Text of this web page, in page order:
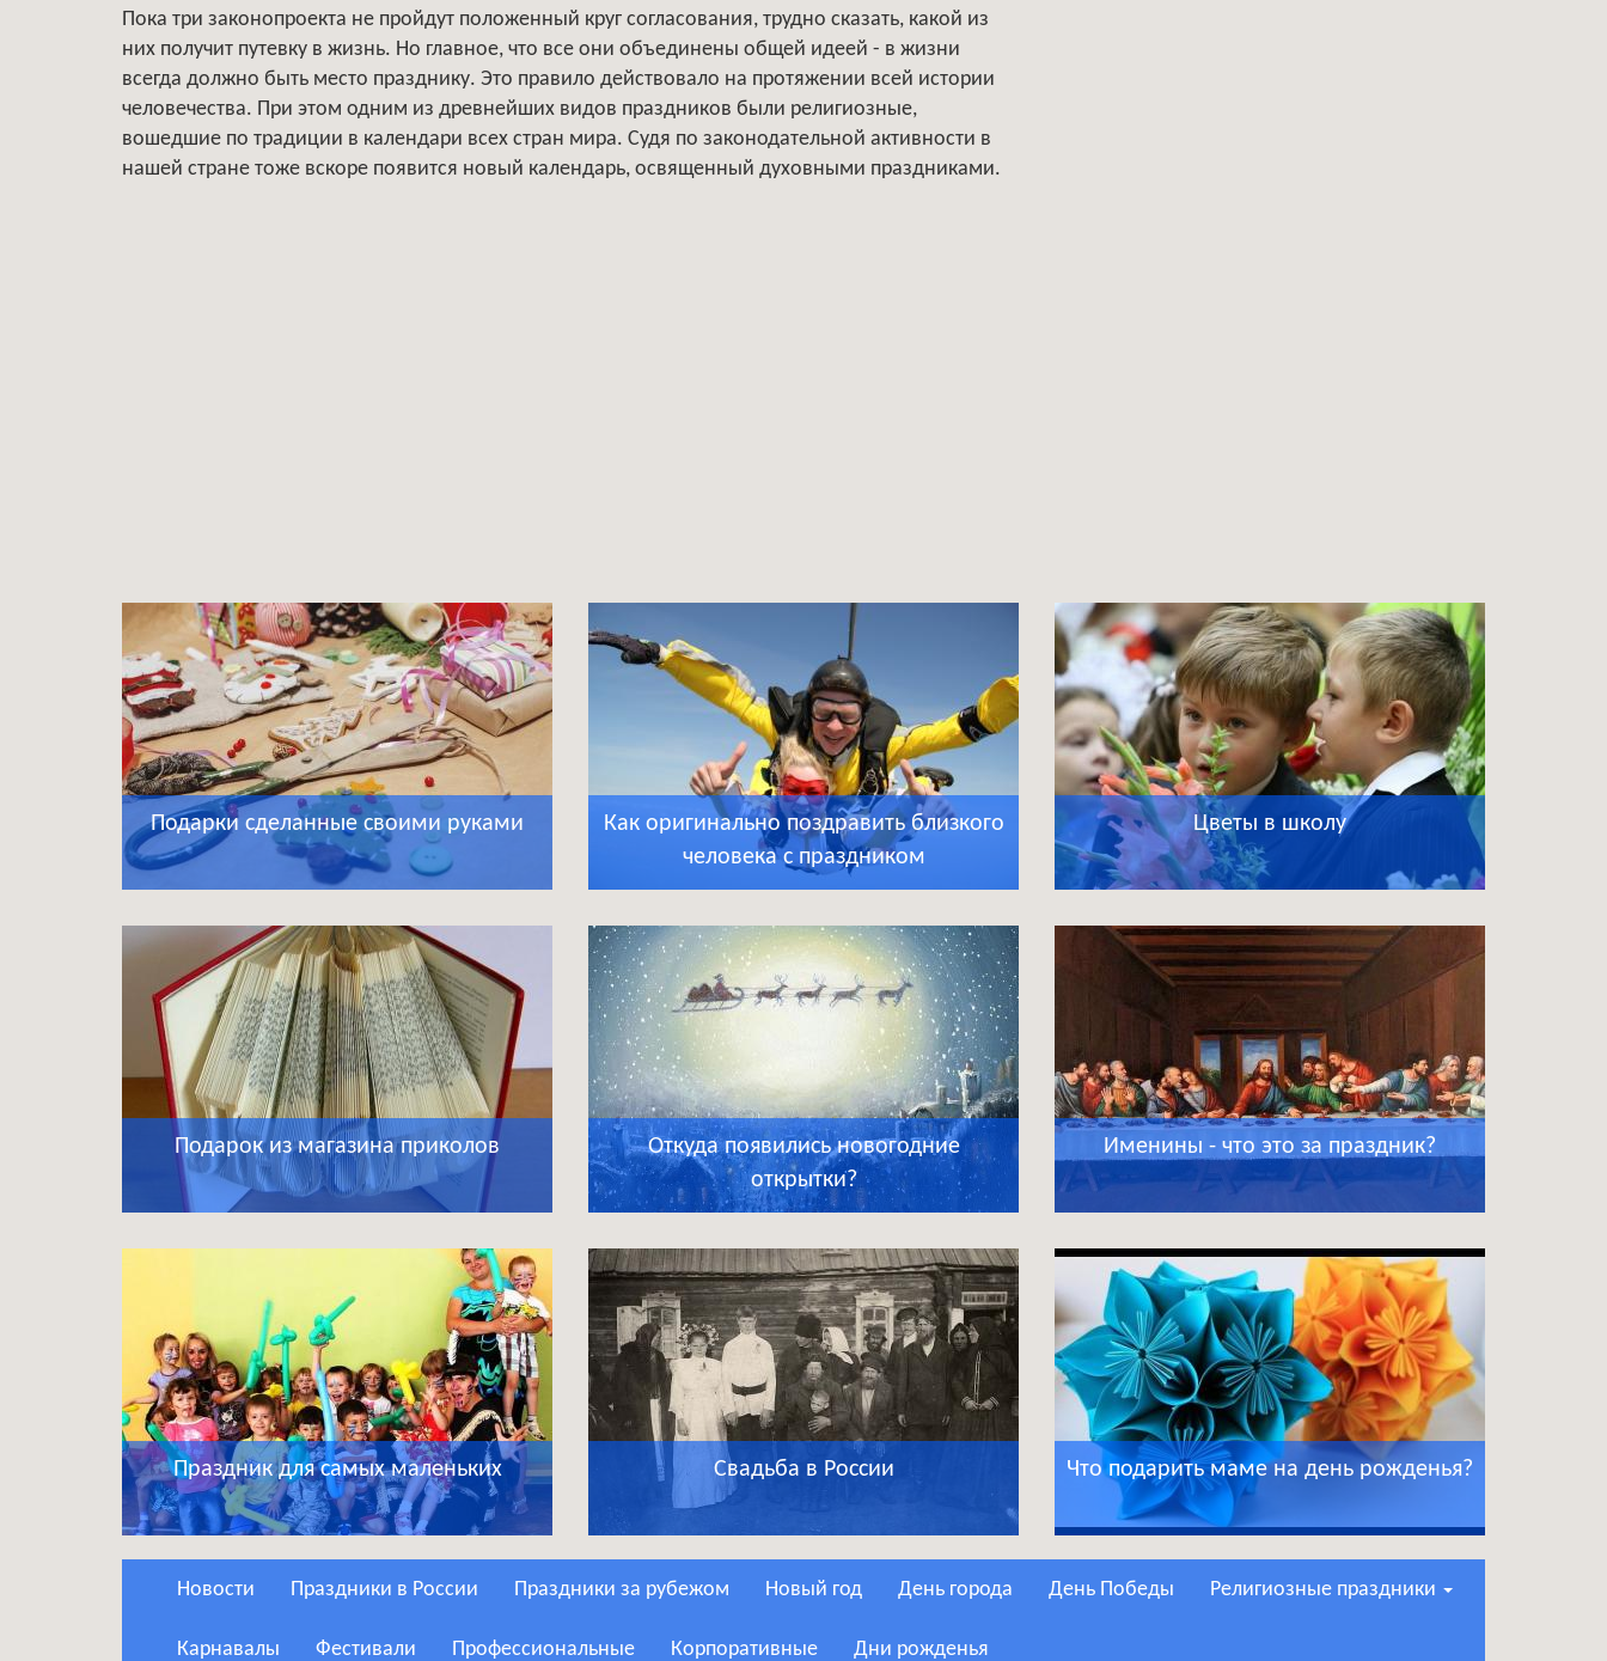
Пока три законопроекта не пройдут положенный круг согласования, трудно сказать, какой из
них получит путевку в жизнь. Но главное, что все они объединены общей идеей - в жизни
всегда должно быть место празднику. Это правило действовало на протяжении всей истории
человечества. При этом одним из древнейших видов праздников были религиозные,
вошедшие по традиции в календари всех стран мира. Судя по законодательной активности в
нашей стране тоже вскоре появится новый календарь, освященный духовными праздниками.
Подарки сделанные своими руками
Как оригинально поздравить близкого
человека с праздником
Цветы в школу
Подарок из магазина приколов
Откуда появились новогодние
открытки?
Именины - что это за праздник?
Праздник для самых маленьких Свадьба в России Что подарить маме на день рожденья?
Новости Праздники в России Праздники за рубежом Новый год День города День Победы Религиозные праздники
Карнавалы Фестивали Профессиональные Корпоративные Дни рожденья